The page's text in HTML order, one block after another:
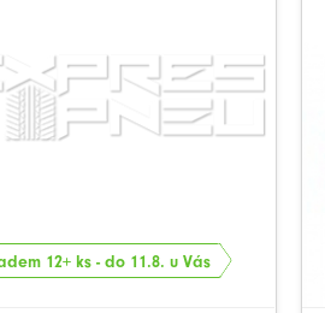
12+ ks - do 11.8. u Vás